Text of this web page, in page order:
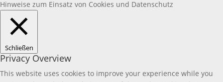
Hinweise zum Einsatz von Cookies und Datenschutz
Schließen
Privacy Overview
This website uses cookies to improve your experience while you